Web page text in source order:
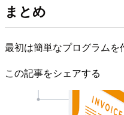
まとめ
最初は簡単なプログラム
この記事をシェアする